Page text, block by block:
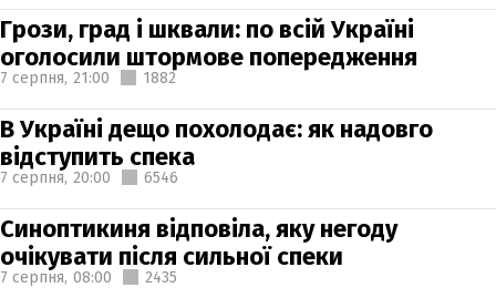
Грози, град і шквали: по всій Україні
оголосили штормове попередження
7 серпня, 21:00 1882
В Україні дещо похолодає: як надовго
відступить спека
7 серпня, 20:00 6546
Синоптикиня відповіла, яку негоду
очікувати після сильної спеки
7 серпня, 08:00 2435